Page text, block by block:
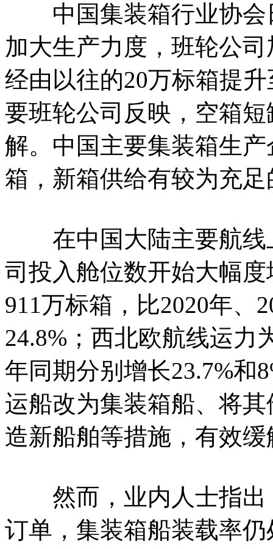
中国集装箱行业协会
加大生产力度，班轮公
经由以往的20万标箱提
要班轮公司反映，空箱
解。中国主要集装箱生
箱，新箱供给有较为充
在中国大陆主要航线
司投入舱位数开始大幅
911万标箱，比2020年、
24.8%；西北欧航线运力
年同期分别增长23.7%和
运船改为集装箱船、将
造新船舶等措施，有效
然而，业内人士指出
订单，集装箱船装载率